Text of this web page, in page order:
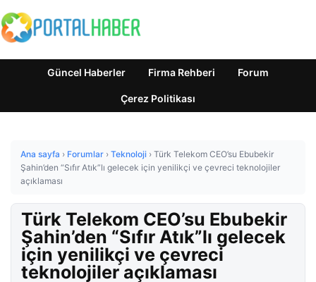
Güncel Haberler Firma Rehberi Forum
Çerez Politikası
Ana sayfa › Forumlar › Teknoloji › Türk Telekom CEO’su Ebubekir
Şahin’den “Sıfır Atık”lı gelecek için yenilikçi ve çevreci teknolojiler
açıklaması
Türk Telekom CEO’su Ebubekir
Şahin’den “Sıfır Atık”lı gelecek
için yenilikçi ve çevreci
teknolojiler açıklaması